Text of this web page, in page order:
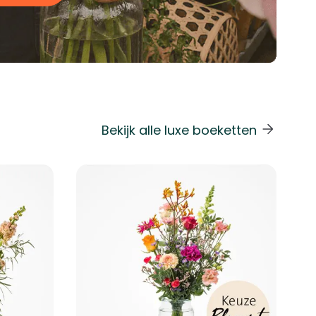
carrouselnavigatie gaan met de overslaan links.
Bekijk alle luxe boeketten